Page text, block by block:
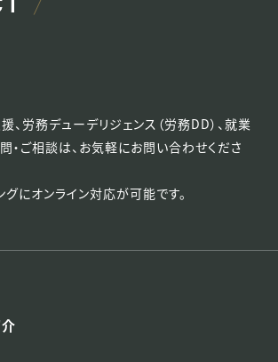
、労務デューデリジェンス（労務DD）、就業
・ご相談は、 お気軽にお問い合わせくださ
にオンライン対応が可能です。